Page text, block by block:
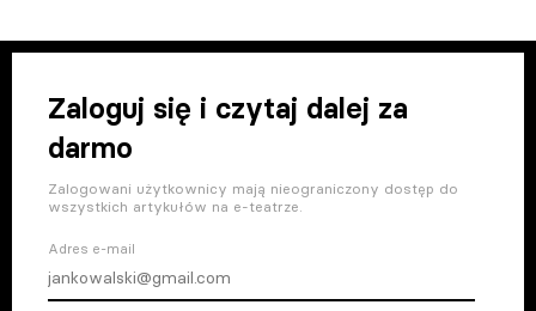
Zaloguj się i czytaj dalej za
darmo
Zalogowani użytkownicy mają nieograniczony dostęp do
wszystkich artykułów na e-teatrze.
Adres e-mail